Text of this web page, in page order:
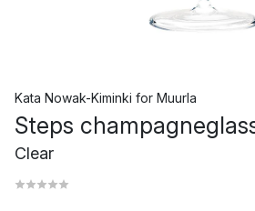
Kata Nowak-Kiminki for Muurla
Steps
Clear